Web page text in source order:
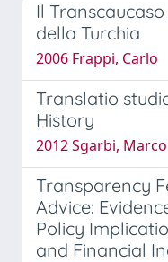
Il
della Turchia
2006 Frappi, Carlo
Translatio
History
2012 Sgarbi, Marco
Transparency
Advice:
Policy
and Financial